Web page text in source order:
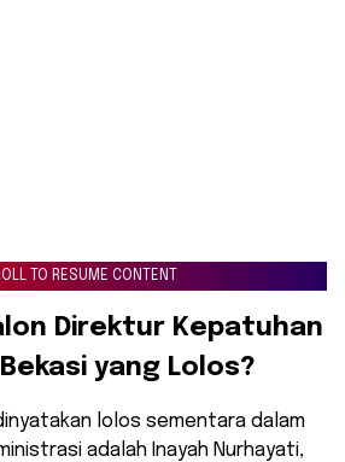
TO RESUME CONTENT
Direktur Kepatuhan
yang Lolos?
lolos sementara dalam
adalah Inayah Nurhayati,